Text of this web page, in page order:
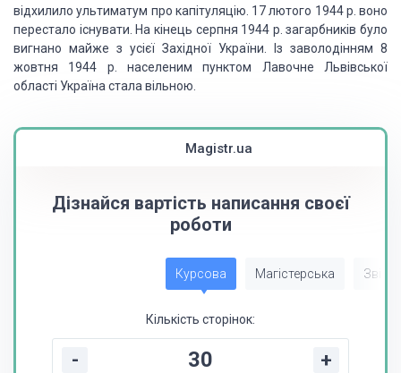
відхилило ультиматум про капітуляцію. 17 лютого 1944 р. воно
перестало існувати. На кінець серпня 1944 р. загарбників було
вигнано майже з усієї Західної України. Із заволодінням 8
жовтня 1944 р. населеним пунктом Лавочне Львівської
області Україна стала вільною.
Magistr.ua
Дізнайся вартість написання своєї
роботи
Курсова Магістерська Звіт
Кількість сторінок:
- +